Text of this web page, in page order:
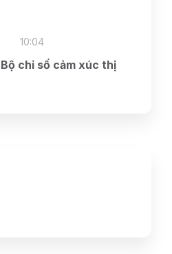
chỉ số cảm xúc thị
10:04